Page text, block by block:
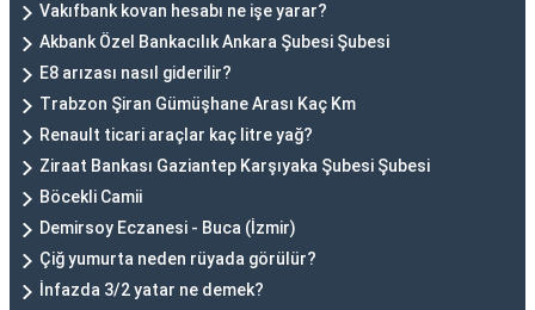
Vakıfbank kovan hesabı ne işe yarar?
Akbank Özel Bankacılık Ankara Şubesi Şubesi
E8 arızası nasıl giderilir?
Trabzon Şiran Gümüşhane Arası Kaç Km
Renault ticari araçlar kaç litre yağ?
Ziraat Bankası Gaziantep Karşıyaka Şubesi Şubesi
Böcekli Camii
Demirsoy Eczanesi - Buca (İzmir)
Çiğ yumurta neden rüyada görülür?
İnfazda 3/2 yatar ne demek?